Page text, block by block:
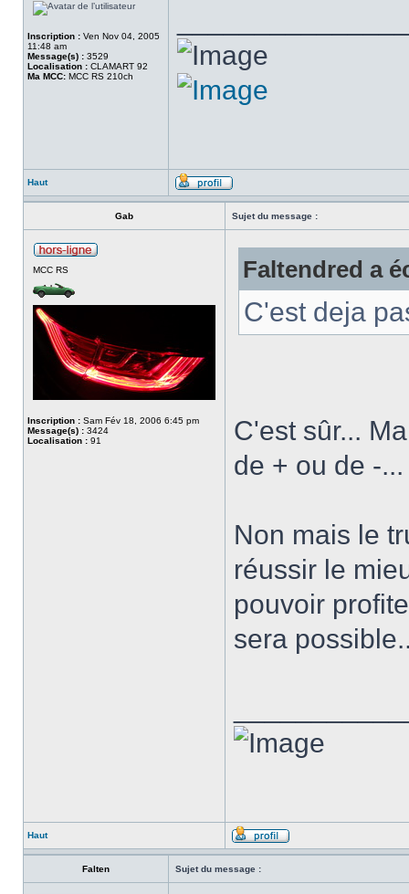
Inscription : Ven Nov 04, 2005
11:48 am
Message(s) : 3529
Localisation : CLAMART 92
Ma MCC: MCC RS 210ch
Haut
Gab Sujet du message :
MCC RS
Inscription : Sam Fév 18, 2006 6:45 pm
Message(s) : 3424
Localisation : 91
Faltendred a
C'est deja
C'est sûr...
de + ou de -
Non mais le
réussir le
pouvoir
sera
Haut
Falten Sujet du message :